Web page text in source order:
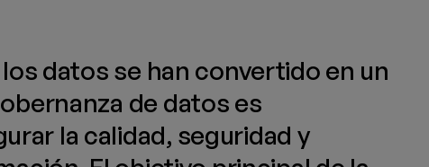
datos se han convertido en un
de datos es
la calidad, seguridad y